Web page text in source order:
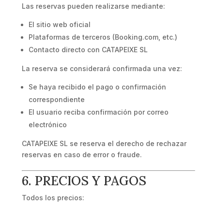
Las reservas pueden realizarse mediante:
El sitio web oficial
Plataformas de terceros (Booking.com, etc.)
Contacto directo con CATAPEIXE SL
La reserva se considerará confirmada una vez:
Se haya recibido el pago o confirmación
correspondiente
El usuario reciba confirmación por correo
electrónico
CATAPEIXE SL se reserva el derecho de rechazar
reservas en caso de error o fraude.
6. PRECIOS Y PAGOS
Todos los precios: